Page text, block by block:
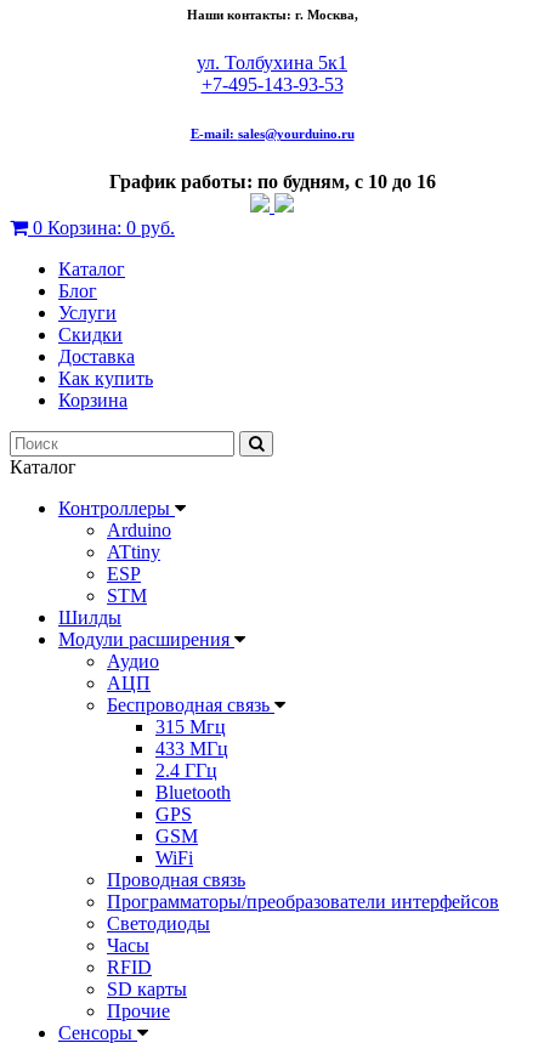
Наши контакты: г. Москва,
ул. Толбухина 5к1
+7-495-143-93-53
E-mail: sales@yourduino.ru
График работы: по будням, с 10 до 16
0 Корзина: 0 руб.
Каталог
Блог
Услуги
Скидки
Доставка
Как купить
Корзина
Каталог
Контроллеры
Arduino
ATtiny
ESP
STM
Шилды
Модули расширения
Аудио
АЦП
Беспроводная связь
315 Мгц
433 МГц
2.4 ГГц
Bluetooth
GPS
GSM
WiFi
Проводная связь
Программаторы/преобразователи интерфейсов
Светодиоды
Часы
RFID
SD карты
Прочие
Сенсоры